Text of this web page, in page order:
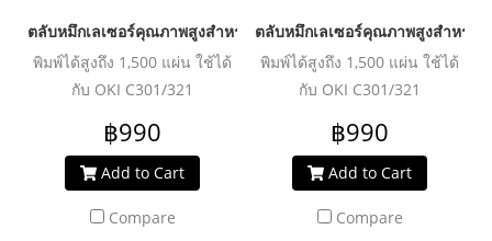
ตลับหมึกเลเซอร์คุณภาพสูงสำหรับ OKI รุ่น C301dn Y
พิมพ์ได้สูงถึง 1,500 แผ่น ใช้ได้
กับ OKI C301/321
฿990
Add to Cart
Compare
ตลับหมึกเลเซอร์คุณภาพสูงสำหรับ
พิมพ์ได้สูงถึง 1,500 แผ่น ใช้ได้
กับ OKI C301/321
฿990
Add to Cart
Compare